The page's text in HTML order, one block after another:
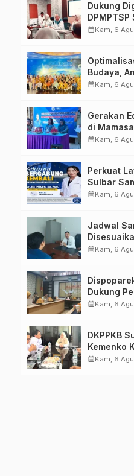
Dukung
Aplikasi
calendar_monthKam, 6
Budaya,
Sulawesi
calendar_monthKam, 6
Gerakan
di
calendar_monthKam, 6
Perkuat
Sulbar
Imelda,
calendar_monthKam, 6
Jadwal
Pastikan
calendar_monthKam, 6
Dukung
TPB/SDGs
calendar_monthKam, 6
DKPPKB
Kemenko
Perkuat
calendar_monthKam, 6